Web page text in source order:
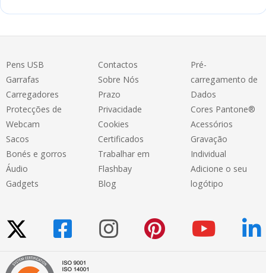
Pens USB
Garrafas
Carregadores
Protecções de
Webcam
Sacos
Bonés e gorros
Áudio
Gadgets
Contactos
Sobre Nós
Prazo
Privacidade
Cookies
Certificados
Trabalhar em
Flashbay
Blog
Pré-
carregamento de
Dados
Cores Pantone®
Acessórios
Gravação
Individual
Adicione o seu
logótipo